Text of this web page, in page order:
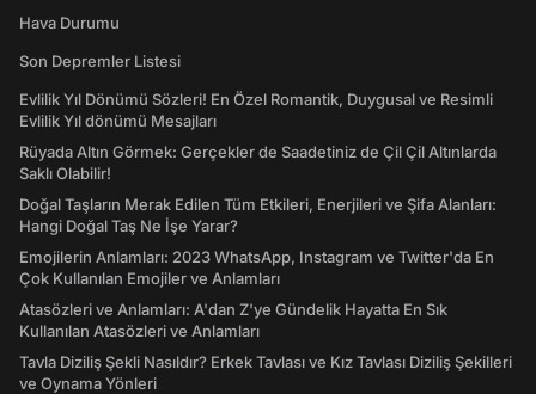
Hava Durumu
Son Depremler Listesi
Evlilik Yıl Dönümü Sözleri! En Özel Romantik, Duygusal ve Resimli
Evlilik Yıl dönümü Mesajları
Rüyada Altın Görmek: Gerçekler de Saadetiniz de Çil Çil Altınlarda
Saklı Olabilir!
Doğal Taşların Merak Edilen Tüm Etkileri, Enerjileri ve Şifa Alanları:
Hangi Doğal Taş Ne İşe Yarar?
Emojilerin Anlamları: 2023 WhatsApp, Instagram ve Twitter'da En
Çok Kullanılan Emojiler ve Anlamları
Atasözleri ve Anlamları: A'dan Z'ye Gündelik Hayatta En Sık
Kullanılan Atasözleri ve Anlamları
Tavla Diziliş Şekli Nasıldır? Erkek Tavlası ve Kız Tavlası Diziliş Şekilleri
ve Oynama Yönleri